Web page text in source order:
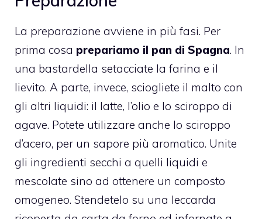
La preparazione avviene in più fasi. Per
prima cosa prepariamo il pan di Spagna. In
una bastardella setacciate la farina e il
lievito. A parte, invece, sciogliete il malto con
gli altri liquidi: il latte, l’olio e lo sciroppo di
agave. Potete utilizzare anche lo sciroppo
d’acero, per un sapore più aromatico. Unite
gli ingredienti secchi a quelli liquidi e
mescolate sino ad ottenere un composto
omogeneo. Stendetelo su una leccarda